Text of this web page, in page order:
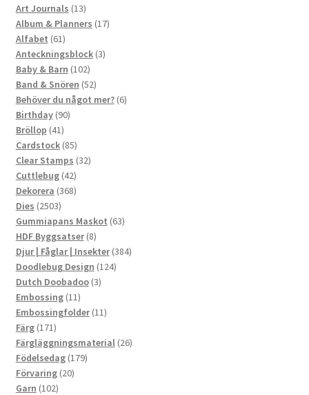
Art Journals 1313
produkter
Album & Planners 1717
Alfabet 6161
produkter
Anteckningsblock 33
Baby & Barn 102102
produkter
Band & Snören 5252
produkter
Behöver du något mer? 66
Birthday 9090
Bröllop 4141
produkter
Cardstock 8585
produkter
Clear Stamps 3232
Cuttlebug 4242
produkter
Dekorera 368368
Dies 25032503
produkter
Gummiapans Maskot 6363
HDF Byggsatser 88
produkter
Djur | Fåglar | Insekter 384384
Doodlebug Design 124124
Dutch Doobadoo 33
Embossing 1111
produkter
Embossingfolder 1111
Färg 171171
produkter
Färgläggningsmaterial 2626
Födelsedag 179179
Förvaring 2020
Garn 102102